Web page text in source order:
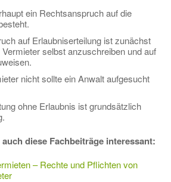
ein Rechtsanspruch auf die
auf Erlaubniserteilung ist zunächst
selbst anzuschreiben und auf
nicht sollte ein Anwalt aufgesucht
ohne Erlaubnis ist grundsätzlich
diese Fachbeiträge interessant:
– Rechte und Pflichten von